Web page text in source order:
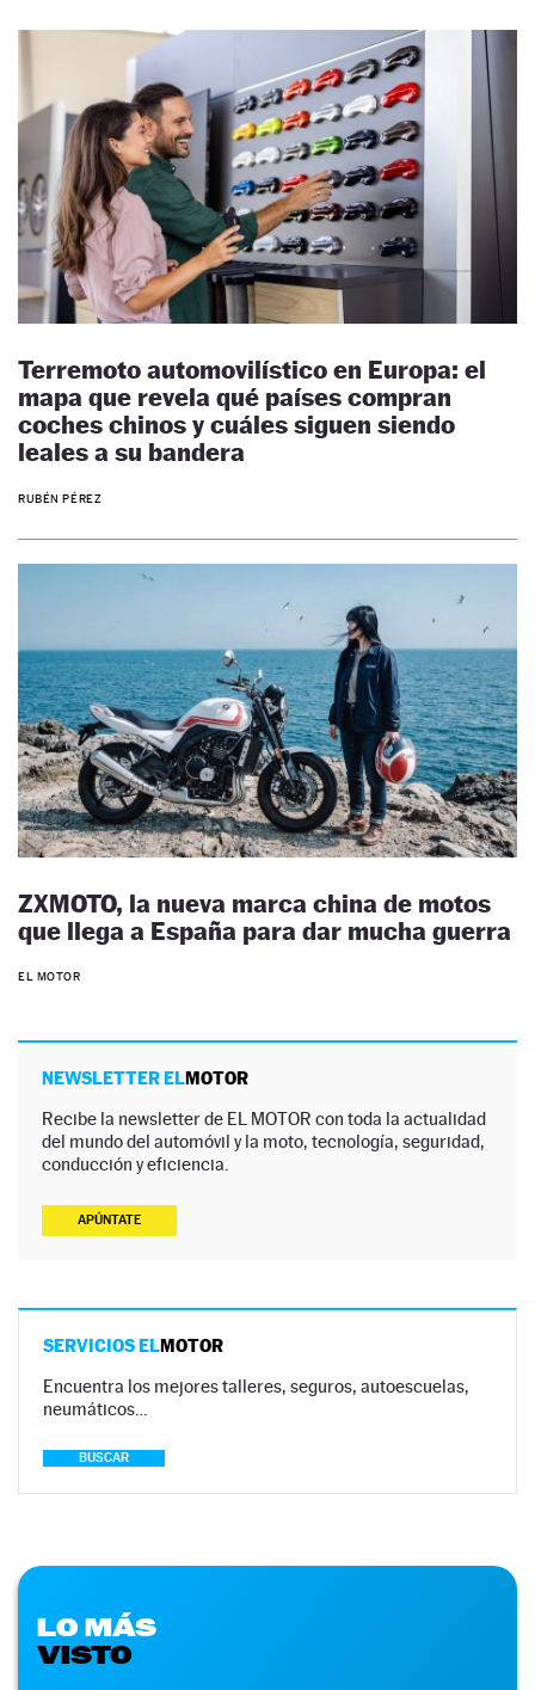
Terremoto automovilístico en Europa: el
mapa que revela qué países compran
coches chinos y cuáles siguen siendo
leales a su bandera
RUBÉN PÉREZ
ZXMOTO, la nueva marca china de motos
que llega a España para dar mucha guerra
EL MOTOR
NEWSLETTER ELMOTOR
Recibe la newsletter de EL MOTOR con toda la actualidad
del mundo del automóvil y la moto, tecnología, seguridad,
conducción y eficiencia.
APÚNTATE
SERVICIOS ELMOTOR
Encuentra los mejores talleres, seguros, autoescuelas,
neumáticos…
BUSCAR
LO MÁS
VISTO